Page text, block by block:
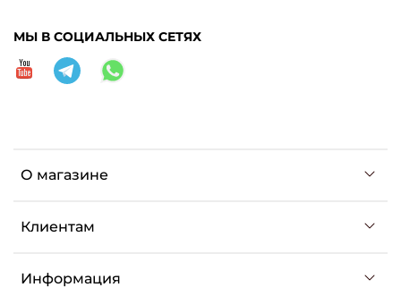
О магазине
Клиентам
Информация
МЫ В СОЦИАЛЬНЫХ СЕТЯХ